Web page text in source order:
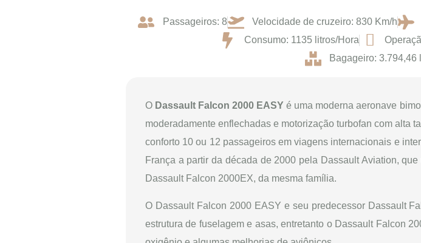
Passageiros: 8 Velocidade de cruzeiro: 830 Km/h
Consumo: 1135 litros/Hora
Bagageiro: 3.794,46
O Dassault Falcon 2000 EASY é uma moderna aeronave
moderadamente enflechadas e motorização turbofan com alta
conforto 10 ou 12 passageiros em viagens internacionais e
França a partir da década de 2000 pela Dassault Aviation,
Dassault Falcon 2000EX, da mesma família.
O Dassault Falcon 2000 EASY e seu predecessor Dassault
estrutura de fuselagem e asas, entretanto o Dassault Falcon